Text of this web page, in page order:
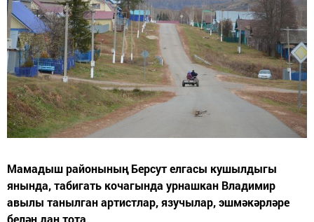
Мамадыш районының Берсут елгасы кушылдыгы
янында, табигать кочагында урнашкан Владимир
авылы танылган артистлар, язучылар, эшмәкәрләре
белән дан тота.